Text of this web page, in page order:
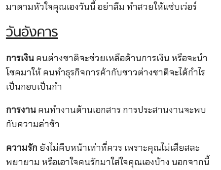
มาดามหัวใจคุณเองวันนี้ อย่าลืม ทำสวยให้แซ่บเว่อร์
วันอังคาร
การเงินคนต่างชาติจะช่วยเหลือด้านการเงิน หรือจะนำ
โชคมาให้ คนทำธุรกิจการค้ากับชาวต่างชาติจะได้กำไร
เป็นกอบเป็นกำ
การงานคนทำงานด้านเอกสาร การประสานงานจะพบ
กับความล่าช้า
ความรัก ยังไม่คืบหน้าเท่าที่ควร เพราะคุณไม่เสียสละ
พยายาม หรือเอาใจคนรักมาใส่ใจคุณเองบ้าง นอกจากนี้